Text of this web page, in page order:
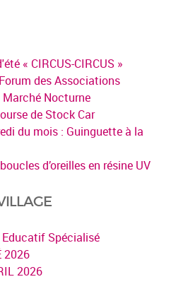
« CIRCUS-CIRCUS »
des Associations
Nocturne
de Stock Car
du mois : Guinguette à la
d’oreilles en résine UV
Spécialisé
2026
2026